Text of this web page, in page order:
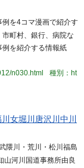
を4コマ漫画で紹介す
市町村、銀行、病院な
例を紹介する情報紙
n030.html
種別：ht
女堀川唐沢川中川
隈川・荒川・松川福島
山河川国道事務所由良